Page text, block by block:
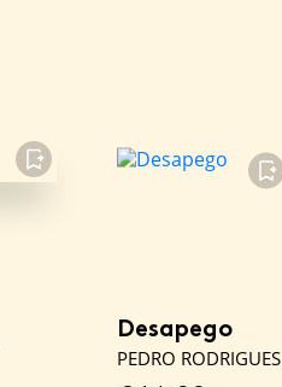
FAVORITO FAVORITO
Desapego
PEDRO RODRIGUES